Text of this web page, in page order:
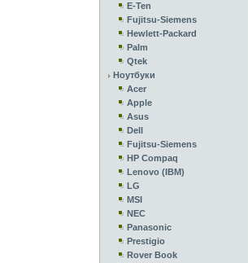
E-Ten
Fujitsu-Siemens
Hewlett-Packard
Palm
Qtek
Ноутбуки
Acer
Apple
Asus
Dell
Fujitsu-Siemens
HP Compaq
Lenovo (IBM)
LG
MSI
NEC
Panasonic
Prestigio
Rover Book